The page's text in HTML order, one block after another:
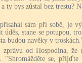
ty bys zůstal bez trestu?
sám při sobě, je
úděs, stane se potupou,
budou navěky v
zprávu od Hospodina, že
"Shromážděte se,